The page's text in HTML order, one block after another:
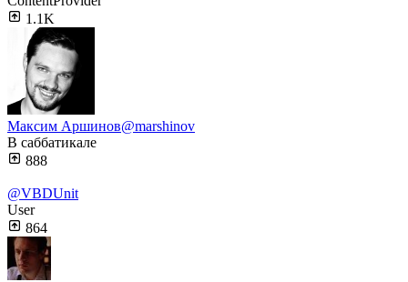
1.1K
Максим Аршинов@marshinov
В саббатикале
888
@VBDUnit
User
864